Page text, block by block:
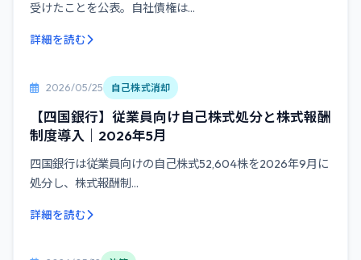
受けたことを公表。自社債権は...
詳細を読む
2026/05/25 自己株式消却
【四国銀行】従業員向け自己株式処分と株式報酬
制度導入｜2026年5月
四国銀行は従業員向けの自己株式52,604株を2026年9月に
処分し、株式報酬制...
詳細を読む